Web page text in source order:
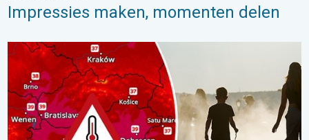
Impressies maken, momenten delen
Extreme hitte in Oost-Europa. Tot ruim 40 graden. . . dinsdag